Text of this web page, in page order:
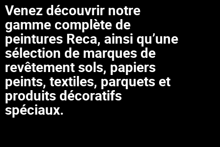
Venez découvrir notre
gamme complète de
peintures Reca, ainsi qu’une
sélection de marques de
revêtement sols, papiers
peints, textiles, parquets et
produits décoratifs
spéciaux.